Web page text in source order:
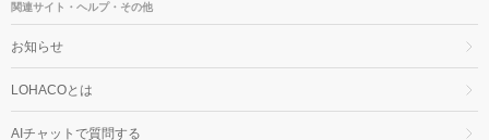
関連サイト・ヘルプ・その他
お知らせ
LOHACOとは
AIチャットで質問する